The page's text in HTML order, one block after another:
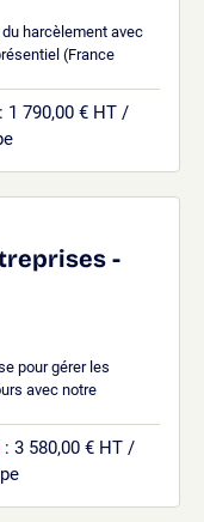
harcèlement avec
(France
: 1 790,00 € HT /
-
pour gérer les
avec notre
: 3 580,00 € HT /